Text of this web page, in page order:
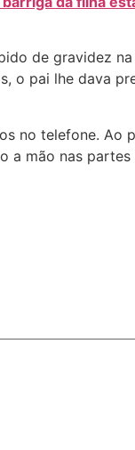
de gravidez
o pai lhe dava
no telefone. Ao
a mão nas partes